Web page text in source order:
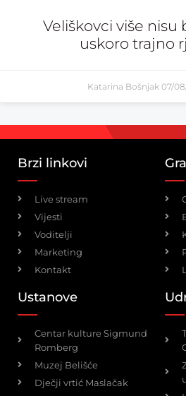
Veliškovci više nisu
uskoro trajno
Katarina Bošnjak 07/
Brzi linkovi
Live stream
Vijesti
Voditelji
Marketing
Kontakt
Ustanove
Centar kulture Sigmund
Romberg
Muzej Belišće
Dječji vrtić Maslačak